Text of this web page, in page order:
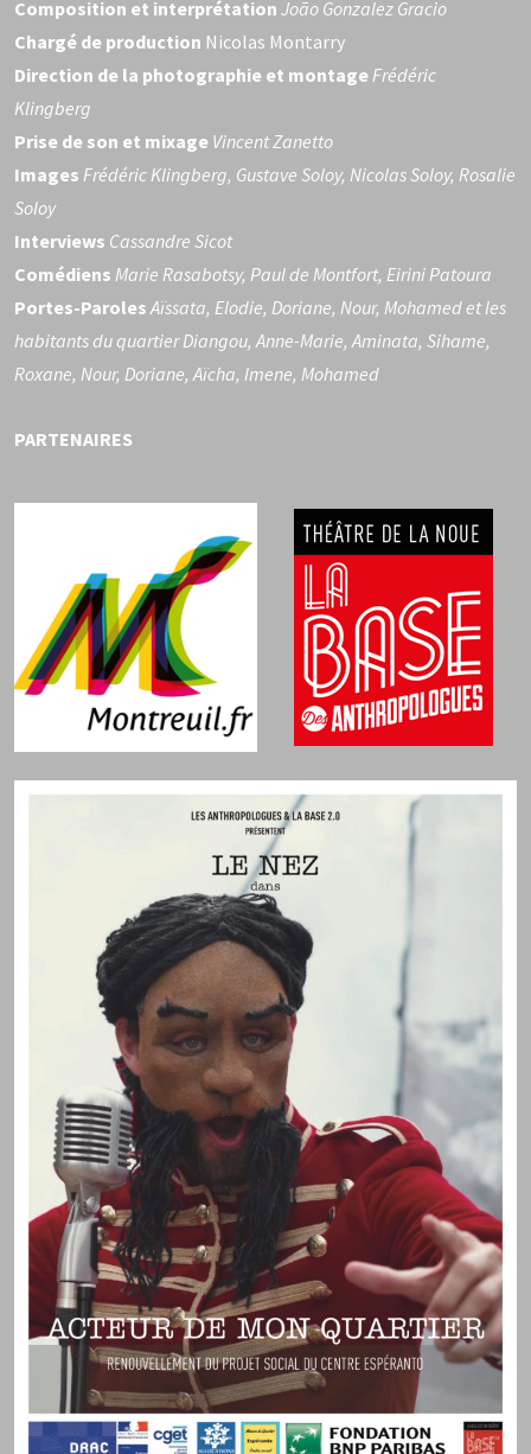
Composition et interprétation João Gonzalez Gracio
Chargé de production Nicolas Montarry
Direction de la photographie et montageFrédéric
Klingberg
Prise de son et mixage Vincent Zanetto
Images Frédéric Klingberg, Gustave Soloy, Nicolas Soloy, Rosalie
Soloy
Interviews Cassandre Sicot
Comédiens Marie Rasabotsy, Paul de Montfort, Eirini Patoura
Portes-ParolesAïssata, Elodie, Doriane, Nour, Mohamed et les
habitants du quartier Diangou, Anne-Marie, Aminata, Sihame,
Roxane, Nour, Doriane, Aïcha, Imene, Mohamed
PARTENAIRES